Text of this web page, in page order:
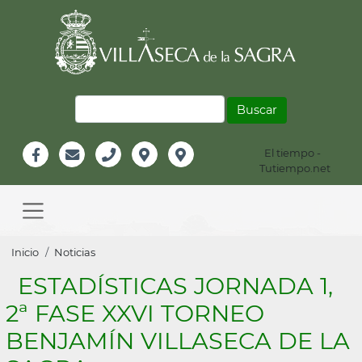
Información
Header
El tiempo -
Tutiempo.net
navigation
Sobrescribir
enlaces
de
ayuda
Inicio Noticias
ESTADÍSTICAS JORNADA 1,
2ª FASE XXVI TORNEO
BENJAMÍN VILLASECA DE LA